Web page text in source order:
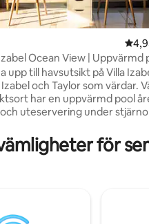
betyg, 320 omdömen4,95
Ocean View | Uppvärmd
upp till havsutsikt på Villa
och Taylor som värdar.
har en uppvärmd pool
uteservering under
och utforska närliggande
och charmiga städer. Med
• 10 minuters promenad till
för